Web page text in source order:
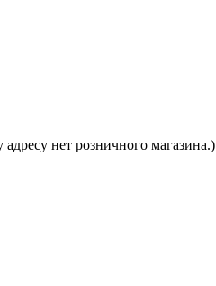
нет розничного магазина.)